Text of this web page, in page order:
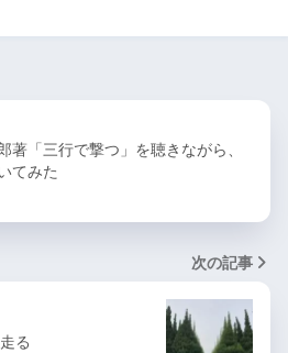
著「三行で撃つ」を聴きながら、
てみた
次の記事
る